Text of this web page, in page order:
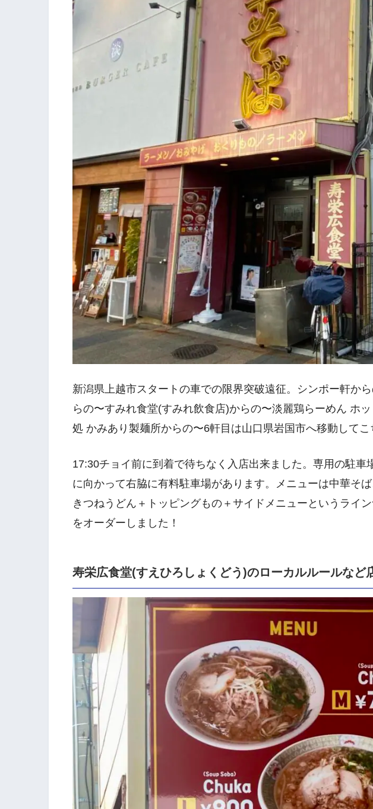
新潟県上越市スタートの車での限界突破遠征。シンポー軒か
らの〜すみれ食堂(すみれ飲食店)からの〜淡麗鶏らーめん ホ
処 かみあり製麺所からの〜6軒目は山口県岩国市へ移動してこ
17:30チョイ前に到着で待ちなく入店出来ました。専用の駐車
に向かって右脇に有料駐車場があります。メニューは中華そば
きつねうどん＋トッピングもの＋サイドメニューというライ
をオーダーしました！
寿栄広食堂(すえひろしょくどう)のローカルルールなど